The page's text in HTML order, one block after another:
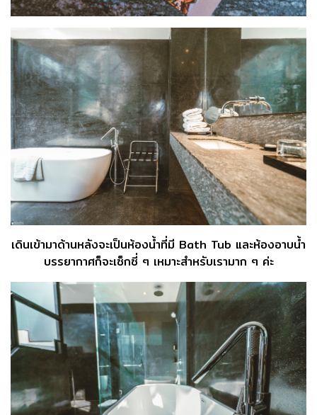
เดินเข้ามาด้านหลังจะเป็นห้องน้ำที่มี Bath Tub และห้องอาบน้ำ
บรรยากาศก็จะเซ็กซี่ ๆ เหมาะสำหรับเรามาก ๆ ค่ะ